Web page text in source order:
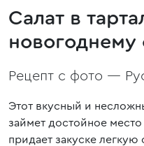
Салат в
новогоднему
Рецепт с фото —
Этот вкусный и
займет достойное
придает закуске